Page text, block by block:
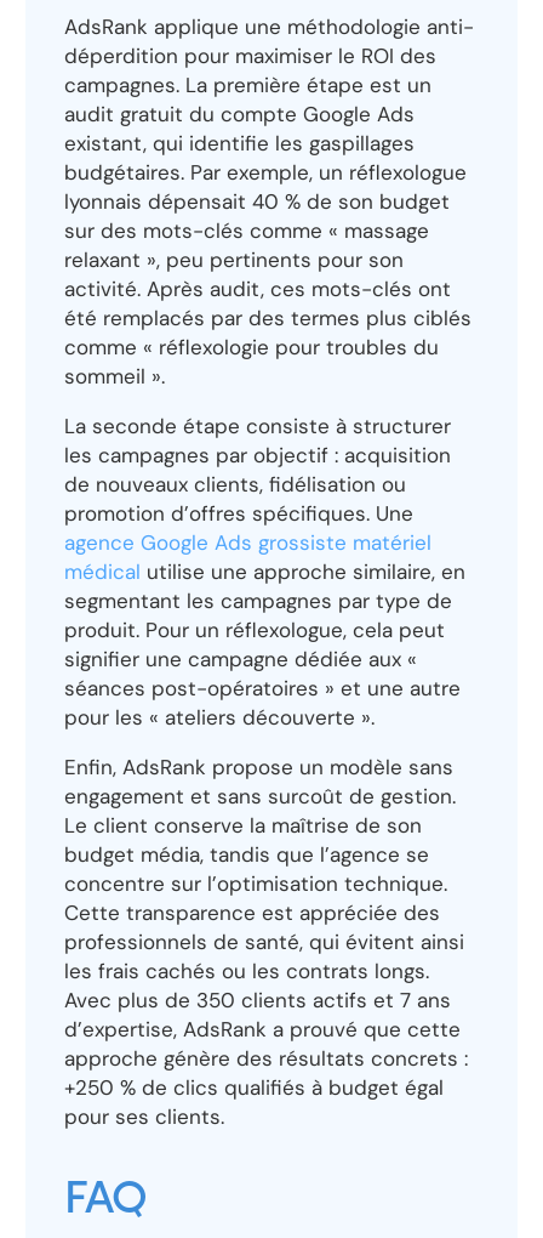
AdsRank applique une méthodologie anti-
déperdition pour maximiser le ROI des
campagnes. La première étape est un
audit gratuit du compte Google Ads
existant, qui identifie les gaspillages
budgétaires. Par exemple, un réflexologue
lyonnais dépensait 40 % de son budget
sur des mots-clés comme « massage
relaxant », peu pertinents pour son
activité. Après audit, ces mots-clés ont
été remplacés par des termes plus ciblés
comme « réflexologie pour troubles du
sommeil ».
La seconde étape consiste à structurer
les campagnes par objectif : acquisition
de nouveaux clients, fidélisation ou
promotion d’offres spécifiques. Une
agence Google Ads grossiste matériel
médical utilise une approche similaire, en
segmentant les campagnes par type de
produit. Pour un réflexologue, cela peut
signifier une campagne dédiée aux «
séances post-opératoires » et une autre
pour les « ateliers découverte ».
Enfin, AdsRank propose un modèle sans
engagement et sans surcoût de gestion.
Le client conserve la maîtrise de son
budget média, tandis que l’agence se
concentre sur l’optimisation technique.
Cette transparence est appréciée des
professionnels de santé, qui évitent ainsi
les frais cachés ou les contrats longs.
Avec plus de 350 clients actifs et 7 ans
d’expertise, AdsRank a prouvé que cette
approche génère des résultats concrets :
+250 % de clics qualifiés à budget égal
pour ses clients.
FAQ